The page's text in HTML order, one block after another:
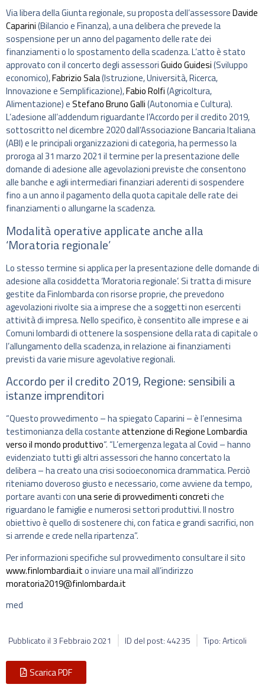
Via libera della Giunta regionale, su proposta dell’assessoreDavide
Caparini(Bilancio e Finanza), a una delibera che prevede la
sospensione per un anno del pagamento delle rate dei
finanziamenti o lo spostamento della scadenza. L’atto è stato
approvato con il concerto degli assessoriGuido Guidesi(Sviluppo
economico),Fabrizio Sala(Istruzione, Università, Ricerca,
Innovazione e Semplificazione),Fabio Rolfi(Agricoltura,
Alimentazione) eStefano Bruno Galli(Autonomia e Cultura).
L’adesione all’addendum riguardante l’Accordo per il credito 2019,
sottoscritto nel dicembre 2020 dall’Associazione Bancaria Italiana
(ABI) e le principali organizzazioni di categoria, ha permesso la
proroga al 31 marzo 2021 il termine per la presentazione delle
domande di adesione alle agevolazioni previste che consentono
alle banche e agli intermediari finanziari aderenti di sospendere
fino a un anno il pagamento della quota capitale delle rate dei
finanziamenti o allungarne la scadenza.
Modalità operative applicate anche alla
‘Moratoria regionale’
Lo stesso termine si applica per la presentazione delle domande di
adesione alla cosiddetta ‘Moratoria regionale’. Si tratta di misure
gestite da Finlombarda con risorse proprie, che prevedono
agevolazioni rivolte sia a imprese che a soggetti non esercenti
attività di impresa. Nello specifico, è consentito alle imprese e ai
Comuni lombardi di ottenere la sospensione della rata di capitale o
l’allungamento della scadenza, in relazione ai finanziamenti
previsti da varie misure agevolative regionali.
Accordo per il credito 2019, Regione: sensibili a
istanze imprenditori
“Questo provvedimento – ha spiegato Caparini – è l’ennesima
testimonianza della costanteattenzione di Regione Lombardia
verso il mondo produttivo“. “L’emergenza legata al Covid – hanno
evidenziato tutti gli altri assessori che hanno concertato la
delibera – ha creato una crisi socioeconomica drammatica. Perciò
riteniamo doveroso giusto e necessario, come avviene da tempo,
portare avanti conuna serie di provvedimenti concretiche
riguardano le famiglie e numerosi settori produttivi. Il nostro
obiettivo è quello di sostenere chi, con fatica e grandi sacrifici, non
si arrende e crede nella ripartenza”.
Per informazioni specifiche sul provvedimento consultare il sito
www.finlombardia.ito inviare una mail all’indirizzo
moratoria2019@finlombarda.it
med
Pubblicato il 3 Febbraio 2021 ID del post: 44235 Tipo: Articoli
Scarica PDF